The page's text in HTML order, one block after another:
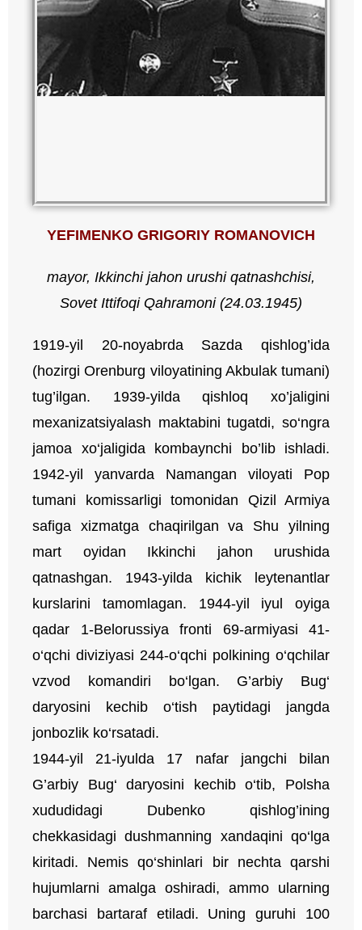
YEFIMENKO GRIGORIY ROMANOVICH
mayor, Ikkinchi jahon urushi qatnashchisi,
Sovet Ittifoqi Qahramoni (24.03.1945)
1919-yil 20-noyabrda Sazda qishlog’ida
(hozirgi Orenburg viloyatining Akbulak tumani)
tug’ilgan. 1939-yilda qishloq xo’jaligini
mexanizatsiyalash maktabini tugatdi, so‘ngra
jamoa xo‘jaligida kombaynchi bo’lib ishladi.
1942-yil yanvarda Namangan viloyati Pop
tumani komissarligi tomonidan Qizil Armiya
safiga xizmatga chaqirilgan va Shu yilning
mart oyidan Ikkinchi jahon urushida
qatnashgan. 1943-yilda kichik leytenantlar
kurslarini tamomlagan. 1944-yil iyul oyiga
qadar 1-Belorussiya fronti 69-armiyasi 41-
o‘qchi diviziyasi 244-o‘qchi polkining o‘qchilar
vzvod komandiri bo‘lgan. G’arbiy Bug‘
daryosini kechib o‘tish paytidagi jangda
jonbozlik ko‘rsatadi.
1944-yil 21-iyulda 17 nafar jangchi bilan
G’arbiy Bug‘ daryosini kechib o‘tib, Polsha
xududidagi Dubenko qishlog’ining
chekkasidagi dushmanning xandaqini qo‘lga
kiritadi. Nemis qo‘shinlari bir nechta qarshi
hujumlarni amalga oshiradi, ammo ularning
barchasi bartaraf etiladi. Uning guruhi 100